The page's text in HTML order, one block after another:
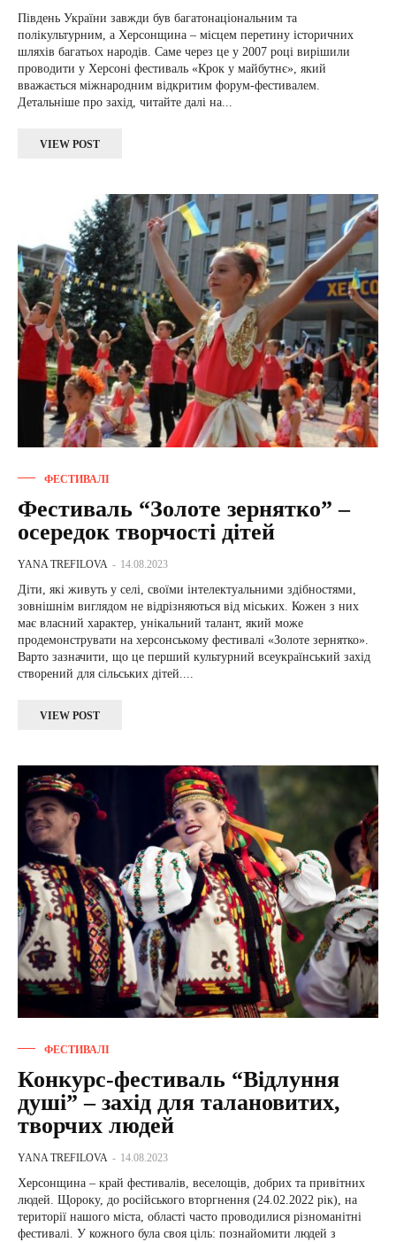
Південь України завжди був багатонаціональним та
полікультурним, а Херсонщина – місцем перетину історичних
шляхів багатьох народів. Саме через це у 2007 році вирішили
проводити у Херсоні фестиваль «Крок у майбутнє», який
вважається міжнародним відкритим форум-фестивалем.
Детальніше про захід, читайте далі на...
VIEW POST
ФЕСТИВАЛІ
Фестиваль “Золоте зернятко” –
осередок творчості дітей
YANA TREFILOVA - 14.08.2023
Діти, які живуть у селі, своїми інтелектуальними здібностями,
зовнішнім виглядом не відрізняються від міських. Кожен з них
має власний характер, унікальний талант, який може
продемонструвати на херсонському фестивалі «Золоте зернятко».
Варто зазначити, що це перший культурний всеукраїнський захід
створений для сільських дітей....
VIEW POST
ФЕСТИВАЛІ
Конкурс-фестиваль “Відлуння
душі” – захід для талановитих,
творчих людей
YANA TREFILOVA - 14.08.2023
Херсонщина – край фестивалів, веселощів, добрих та привітних
людей. Щороку, до російського вторгнення (24.02.2022 рік), на
території нашого міста, області часто проводилися різноманітні
фестивалі. У кожного була своя ціль: познайомити людей з